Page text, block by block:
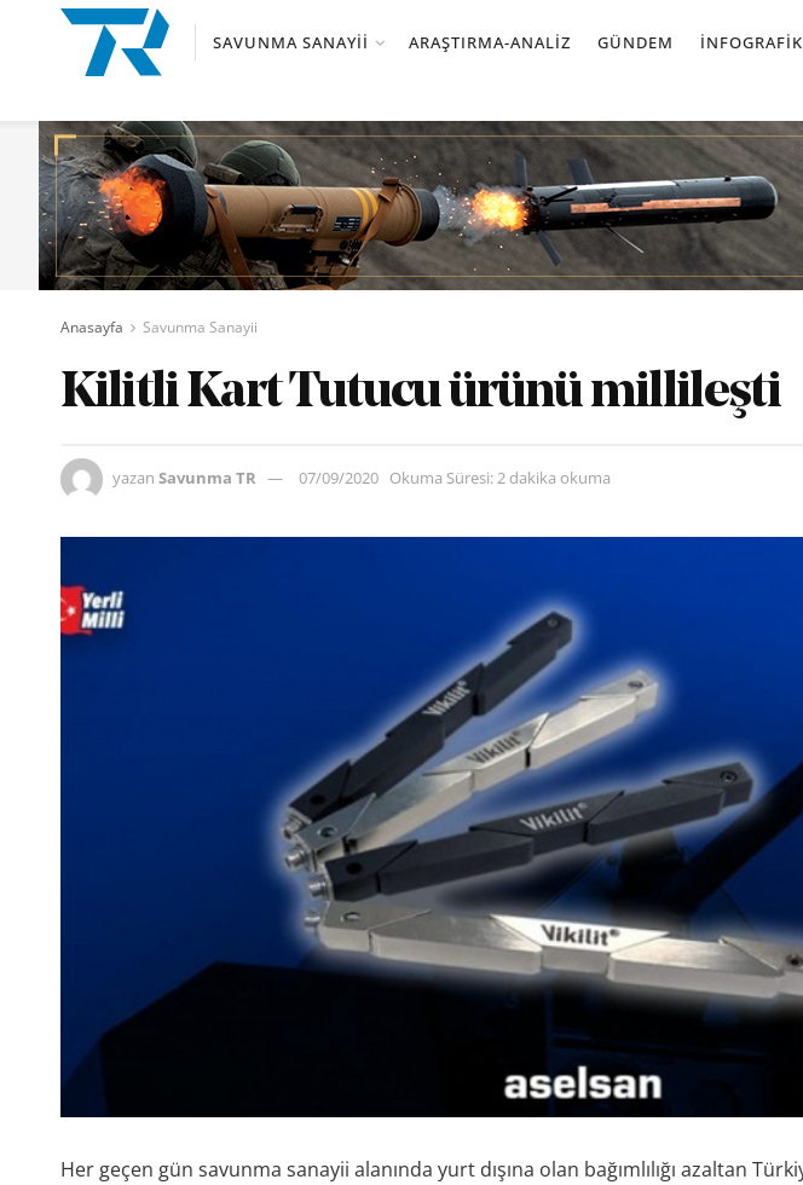
SAVUNMA SANAYII ARAŞTIRMA-ANALIZ GÜNDEM İNFOGRAFIK
Anasayfa Savunma Sanayii
Kilitli Kart Tutucu ürünü millileşti
yazan Savunma TR 07/09/2020 Okuma Süresi: 2 dakika okuma
Her geçen gün savunma sanayii alanında yurt dışına olan bağımlılığı azaltan